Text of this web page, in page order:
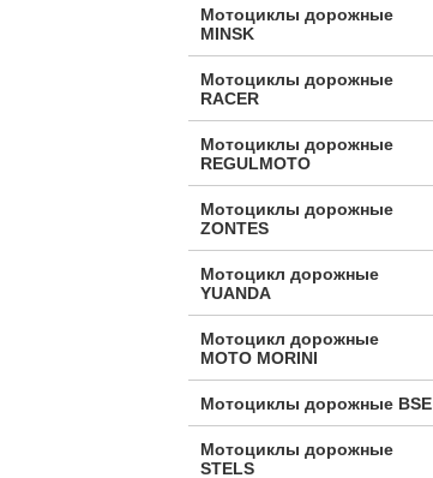
Мотоциклы дорожные
MINSK
Мотоциклы дорожные
RACER
Мотоциклы дорожные
REGULMOTO
Мотоциклы дорожные
ZONTES
Мотоцикл дорожные
YUANDA
Мотоцикл дорожные
МОТО MORINI
Мотоциклы дорожные BSE
Мотоциклы дорожные
STELS